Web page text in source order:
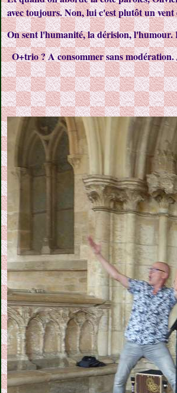
avec toujours. Non, lui c'est plutôt un
On sent l'humanité, la dérision, l'humour.
O+trio ? A consommer sans